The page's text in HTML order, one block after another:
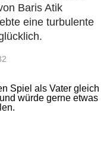
Baris Atik
eine turbulente